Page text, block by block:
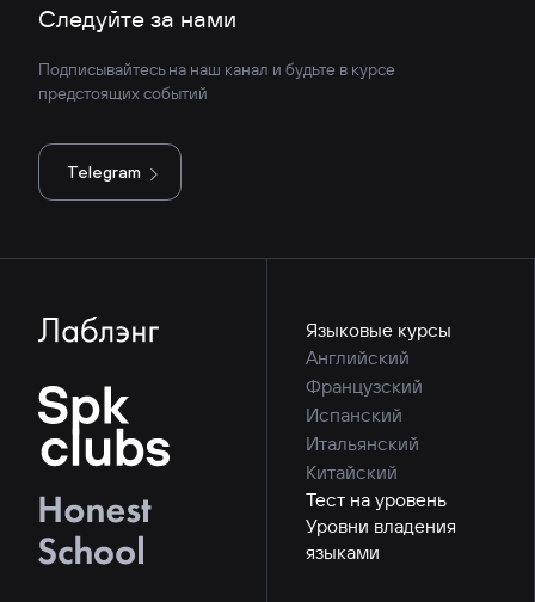
Следуйте за нами
Подписывайтесь на наш канал и будьте в курсе
предстоящих событий
Telegram
Языковые курсы
Английский
Французский
Испанский
Итальянский
Китайский
Тест на уровень
Уровни владения
языками